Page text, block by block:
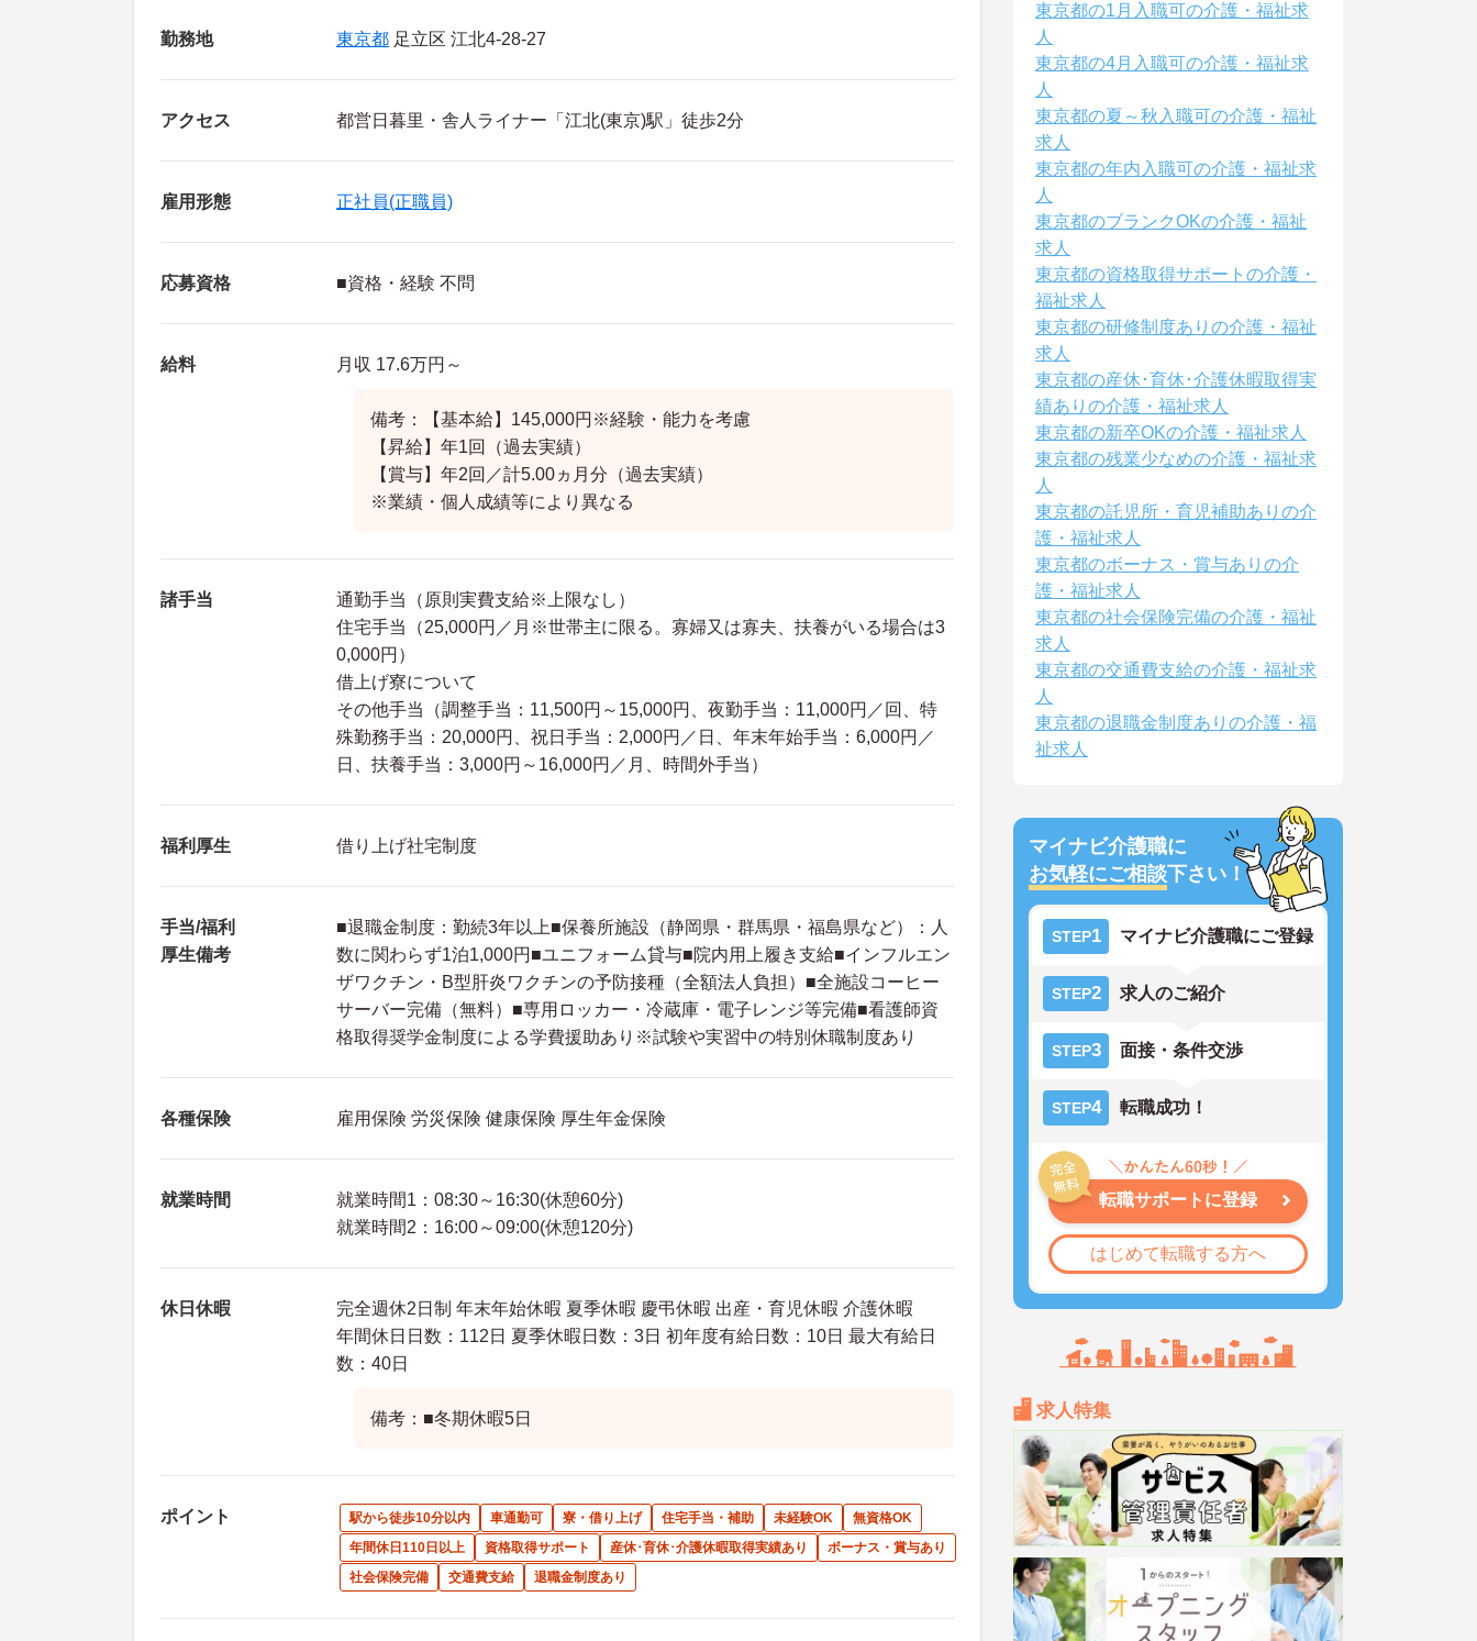
勤務地 東京都 足立区 江北4-28-27
アクセス 都営日暮里・舎人ライナー「江北(東京)駅」徒歩2分
雇用形態 正社員(正職員)
応募資格 ■資格・経験 不問
給料 月収 17.6万円～
備考：【基本給】145,000円※経験・能力を考慮
【昇給】年1回（過去実績）
【賞与】年2回／計5.00ヵ月分（過去実績）
※業績・個人成績等により異なる
諸手当
通勤手当（原則実費支給※上限なし）
住宅手当（25,000円／月※世帯主に限る。寡婦又は寡夫、扶養がいる場合は3
0,000円）
借上げ寮について
その他手当（調整手当：11,500円～15,000円、夜勤手当：11,000円／回、特
殊勤務手当：20,000円、祝日手当：2,000円／日、年末年始手当：6,000円／
日、扶養手当：3,000円～16,000円／月、時間外手当）
福利厚生 借り上げ社宅制度
手当/福利
厚生備考
■退職金制度：勤続3年以上■保養所施設（静岡県・群馬県・福島県など）：人
数に関わらず1泊1,000円■ユニフォーム貸与■院内用上履き支給■インフルエン
ザワクチン・B型肝炎ワクチンの予防接種（全額法人負担）■全施設コーヒー
サーバー完備（無料）■専用ロッカー・冷蔵庫・電子レンジ等完備■看護師資
格取得奨学金制度による学費援助あり※試験や実習中の特別休職制度あり
各種保険 雇用保険 労災保険 健康保険 厚生年金保険
就業時間
就業時間1：08:30～16:30(休憩60分)
就業時間2：16:00～09:00(休憩120分)
休日休暇
完全週休2日制 年末年始休暇 夏季休暇 慶弔休暇 出産・育児休暇 介護休暇
年間休日日数：112日 夏季休暇日数：3日 初年度有給日数：10日 最大有給日
数：40日
備考：■冬期休暇5日
ポイント 駅から徒歩10分以内 車通勤可 寮・借り上げ 住宅手当・補助 未経験OK
無資格OK
年間休日110日以上
資格取得サポート 産休･育休･介護休暇取得実績あり
ボーナス・賞与あり
社会保険完備
交通費支給 退職金制度あり
東京都の1月入職可の介護・福祉求
人
東京都の4月入職可の介護・福祉求
人
東京都の夏～秋入職可の介護・福祉
求人
東京都の年内入職可の介護・福祉求
人
東京都のブランクOKの介護・福祉
求人
東京都の資格取得サポートの介護・
福祉求人
東京都の研修制度ありの介護・福祉
求人
東京都の産休･育休･介護休暇取得実
績ありの介護・福祉求人
東京都の新卒OKの介護・福祉求人
東京都の残業少なめの介護・福祉求
人
東京都の託児所・育児補助ありの介
護・福祉求人
東京都のボーナス・賞与ありの介
護・福祉求人
東京都の社会保険完備の介護・福祉
求人
東京都の交通費支給の介護・福祉求
人
東京都の退職金制度ありの介護・福
祉求人
マイナビ介護職に
お気軽にご相談下さい！
STEP1 マイナビ介護職にご登録
STEP2 求人のご紹介
STEP3 面接・条件交渉
STEP4 転職成功！
転職サポートに登録
はじめて転職する方へ
求人特集